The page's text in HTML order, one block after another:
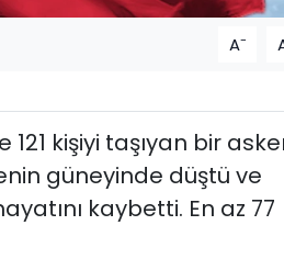
A-
kişiyi taşıyan bir
güneyinde düştü ve
kaybetti. En az 77